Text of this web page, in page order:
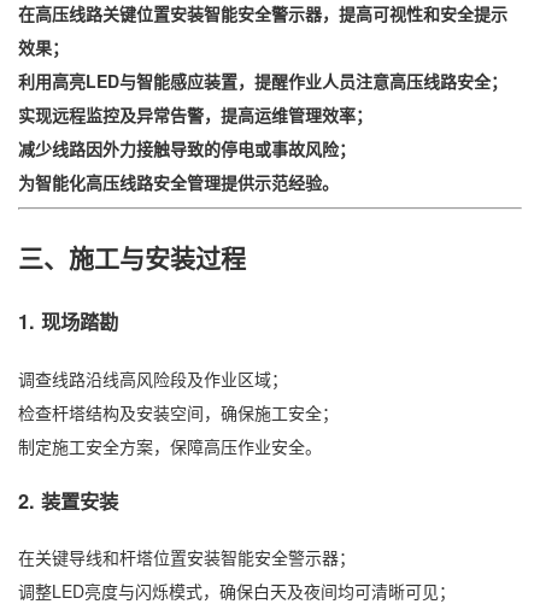
在高压线路关键位置安装智能安全警示器，提高可视性和安全提示
效果；
利用高亮LED与智能感应装置，提醒作业人员注意高压线路安全；
实现远程监控及异常告警，提高运维管理效率；
减少线路因外力接触导致的停电或事故风险；
为智能化高压线路安全管理提供示范经验。
三、施工与安装过程
1. 现场踏勘
调查线路沿线高风险段及作业区域；
检查杆塔结构及安装空间，确保施工安全；
制定施工安全方案，保障高压作业安全。
2. 装置安装
在关键导线和杆塔位置安装智能安全警示器；
调整LED亮度与闪烁模式，确保白天及夜间均可清晰可见；